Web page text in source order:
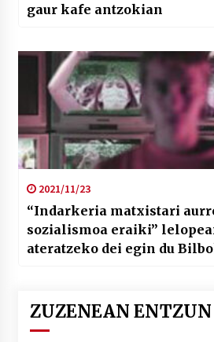
gaur kafe antzokian
2021/11/23
“Indarkeria matxistari
sozialismoa eraiki”
ateratzeko dei egin du
ZUZENEAN ENTZUN